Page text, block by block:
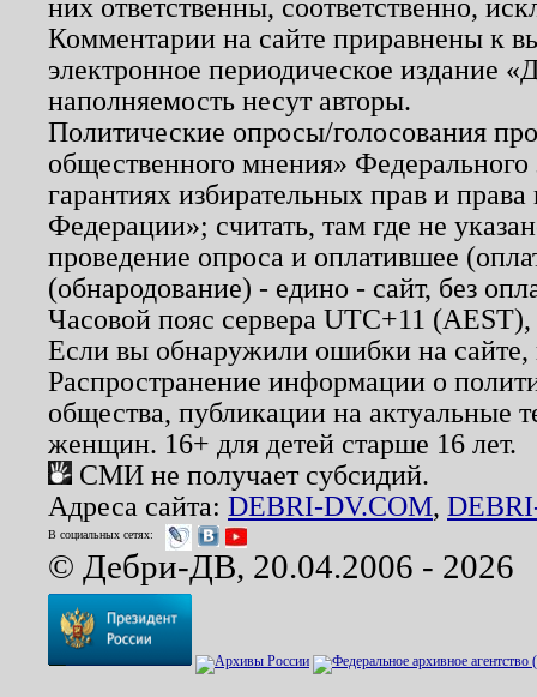
них ответственны, соответственно,
Комментарии на сайте приравнены к
электронное периодическое издание
наполняемость несут авторы.
Политические опросы/голосования
общественного мнения»
гарантиях избирательных прав и
Федерации»; считать, там где не
проведение опроса и оплатившее
(обнародование) - едино - сайт, без
Часовой пояс сервера UTC+11
Если вы обнаружили ошибки на
Распространение информации о
общества, публикации на актуальные
женщин. 16+ для детей старше 16 лет.
СМИ не получает субсидий.
Адреса сайта: DEBRI-DV.COM,
В социальных сетях:
© Дебри-ДВ, 20.04.2006 - 2026